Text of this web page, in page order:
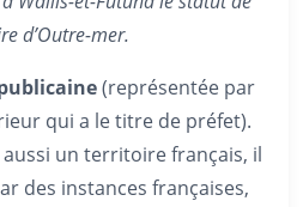
d’Outre-mer.
(représentée par
qui a le titre de préfet).
un territoire français, il
des instances françaises,